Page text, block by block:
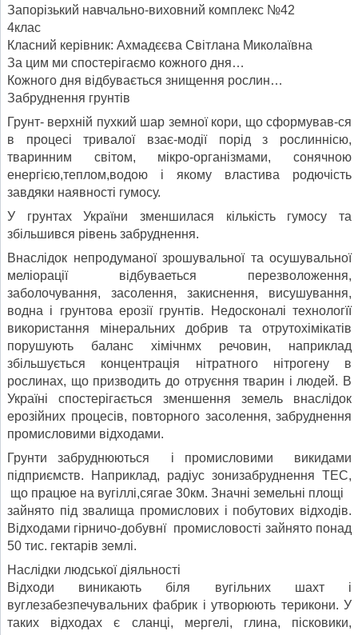
Запорізький навчально-виховний комплекс №42
4клас
Класний керівник: Ахмадєєва Світлана Миколаївна
За цим ми спостерігаємо кожного дня…
Кожного дня відбувається знищення рослин…
Забруднення грунтів
Грунт- верхній пухкий шар земної кори, що сформував-ся
в процесі тривалої взає-модії порід з рослиннісю,
тваринним світом, мікро-організмами, сонячною
енергією,теплом,водою і якому властива родючість
завдяки наявності гумосу.
У грунтах України зменшилася кількість гумосу та
збільшився рівень забруднення.
Внаслідок непродуманої зрошувальної та осушувальної
меліорації відбуваеться перезволоження,
заболочування, засолення, закиснення, висушування,
водна і грунтова ерозії грунтів. Недосконалі технологїї
використання мінеральних добрив та отрутохімікатів
порушують баланс хімічнмх речовин, наприклад
збільшується концентрація нітратного нітрогену в
рослинах, що призводить до отруєння тварин і людей. В
Україні спостерігається зменшення земель внаслідок
ерозійних процесів, повторного засолення, забруднення
промисловими відходами.
Грунти забруднюються і промисловими викидами
підприємств. Наприклад, радіус зонизабруднення ТЕС,
що працюе на вугіллі,сягае 30км. Значні земельні площі
зайнято під звалища промислових і побутових відходів.
Відходами гірничо-добувнї промисловості зайнято понад
50 тис. гектарів землі.
Наслідки людської діяльності
Відходи виникають біля вугільних шахт і
вуглезабезпечувальних фабрик і утворюють терикони. У
таких відходах є сланці, мергелі, глина, пісковики,